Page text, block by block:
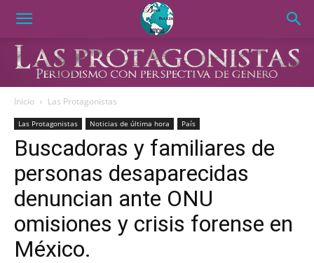
Inicio Las Protagonistas
Las Protagonistas Noticias de última hora País
Buscadoras y familiares de
personas desaparecidas
denuncian ante ONU
omisiones y crisis forense en
México.